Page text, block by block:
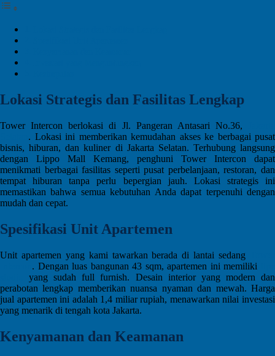
Lokasi Strategis dan Fasilitas Lengkap
Tower Intercon berlokasi di Jl. Pangeran Antasari No.36,
. Lokasi ini memberikan kemudahan akses ke berbagai pusat
bisnis, hiburan, dan kuliner di Jakarta Selatan. Terhubung langsung
dengan Lippo Mall Kemang, penghuni Tower Intercon dapat
menikmati berbagai fasilitas seperti pusat perbelanjaan, restoran, dan
tempat hiburan tanpa perlu bepergian jauh. Lokasi strategis ini
memastikan bahwa semua kebutuhan Anda dapat terpenuhi dengan
mudah dan cepat.
Spesifikasi Unit Apartemen
Unit apartemen yang kami tawarkan berada di lantai sedang
. Dengan luas bangunan 43 sqm, apartemen ini memiliki
yang sudah full furnish. Desain interior yang modern dan
perabotan lengkap memberikan nuansa nyaman dan mewah. Harga
jual apartemen ini adalah 1,4 miliar rupiah, menawarkan nilai investasi
yang menarik di tengah kota Jakarta.
Kenyamanan dan Keamanan